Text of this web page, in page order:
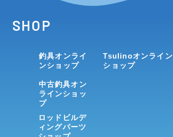
SHOP
釣具オンライ
ンショップ
中古釣具オン
ラインショッ
プ
ロッドビルデ
ィングパーツ
Tsulinoオンライン
ショップ